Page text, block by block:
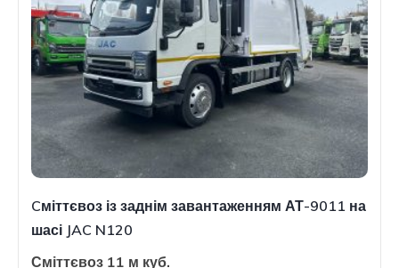
Cміттєвоз із заднім завантаженням АТ-9011 на
шасі JAC N120
Сміттєвоз 11 м куб.